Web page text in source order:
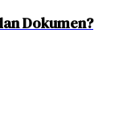
Dokumen?